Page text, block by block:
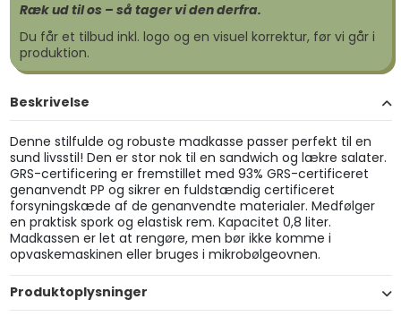
Ræk ud til os – så tager vi den derfra.
Du får et tilbud inkl. logo og en visuel korrektur, før vi går i
produktion.
Beskrivelse
Denne stilfulde og robuste madkasse passer perfekt til en
sund livsstil! Den er stor nok til en sandwich og lækre salater.
GRS-certificering er fremstillet med 93% GRS-certificeret
genanvendt PP og sikrer en fuldstændig certificeret
forsyningskæde af de genanvendte materialer. Medfølger
en praktisk spork og elastisk rem. Kapacitet 0,8 liter.
Madkassen er let at rengøre, men bør ikke komme i
opvaskemaskinen eller bruges i mikrobølgeovnen.
Produktoplysninger